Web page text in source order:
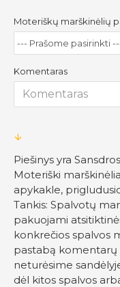
Moteriškų marškinėlių
Komentaras
Piešinys yra
Moteriški
apykakle,
Tankis: Spalvotų
pakuojami
konkrečios spalvos
pastabą komentarų
neturėsime
dėl kitos spalvos